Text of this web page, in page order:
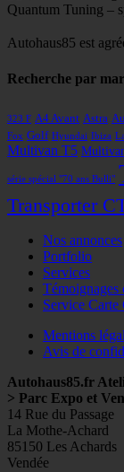
Quantum Tuning –
Autohaus85 est
Recherche par
323 F A4 Avant Astra
Fox Golf Hyundai Ibiza
Multivan T5
série spécial "70 ans Bulli"
Transporter
Nos annonces
Portfolio
Services
Témoignages
Service Carte
Mentions
Avis de
Autohaus85.fr
> Parc Expo et
14 Rue du Passage
La Mothe-Achard
85150 Les Achards
Vendée